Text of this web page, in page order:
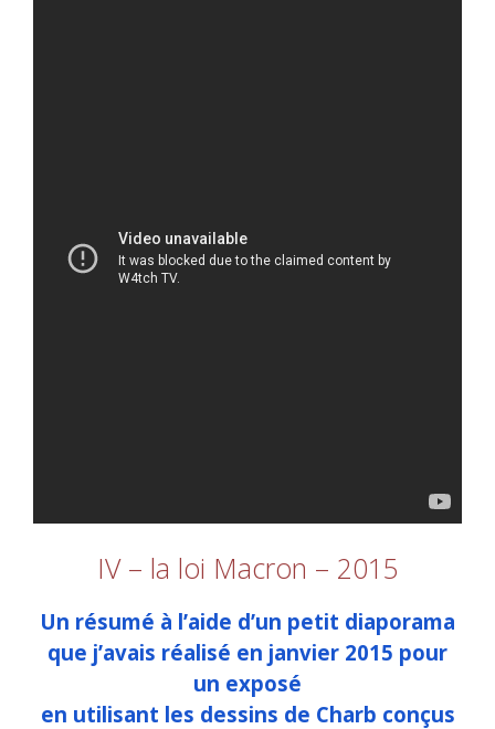
IV – la loi Macron – 2015
Un résumé à l’aide d’un petit diaporama
que j’avais réalisé en janvier 2015 pour
un exposé
en utilisant les dessins de Charb conçus